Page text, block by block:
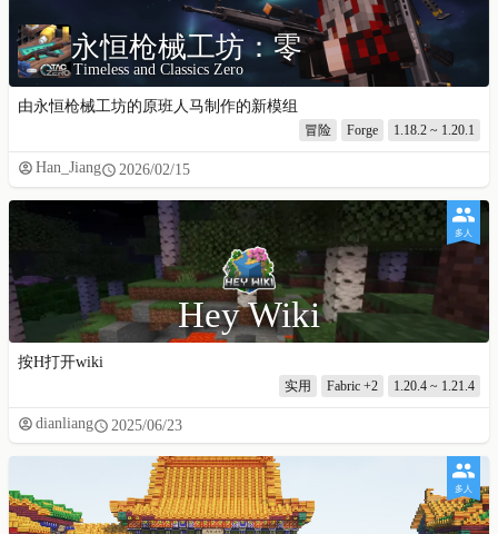
永恒枪械工坊：零
Timeless and Classics Zero
由永恒枪械工坊的原班人马制作的新模组
冒险 Forge 1.18.2 ~ 1.20.1
Han_Jiang 2026/02/15
多人
Hey Wiki
按H打开wiki
实用 Fabric +2 1.20.4 ~ 1.21.4
dianliang 2025/06/23
多人